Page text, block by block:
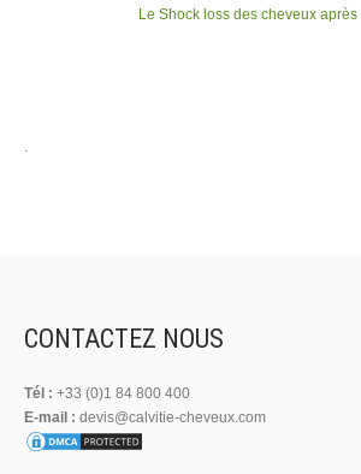
Le Shock loss des cheveux
.
CONTACTEZ NOUS
Tél : +33 (0)1 84 800 400
E-mail : devis@calvitie-cheveux.com